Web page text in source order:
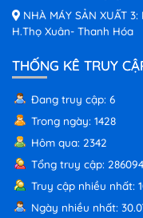
NHÀ MÁY SẢN XUẤT
H.Thọ Xuân- Thanh Hóa
THỐNG KÊ TRUY
Đang truy cập: 6
Trong ngày: 1428
Hôm qua: 2342
Tổng truy cập:
Truy cập nhiều nhất:
Ngày nhiều nhất: